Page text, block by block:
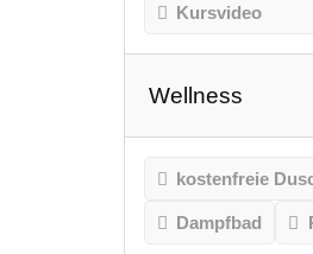
Kursvideo
Wellness
kostenfreie
Dampfbad